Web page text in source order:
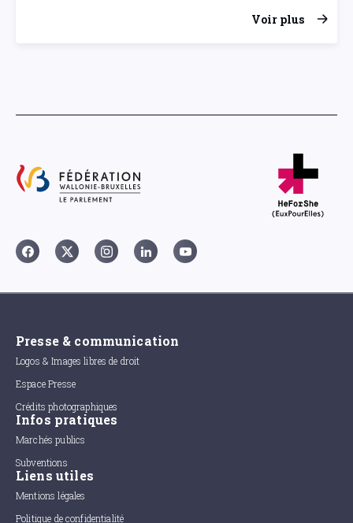
Voir plus
Presse & communication
Logos & Images libres de droit
Espace Presse
Crédits photographiques
Infos pratiques
Marchés publics
Subventions
Liens utiles
Mentions légales
Politique de confidentialité